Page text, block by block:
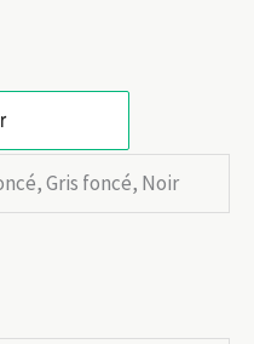
Gris foncé, Noir